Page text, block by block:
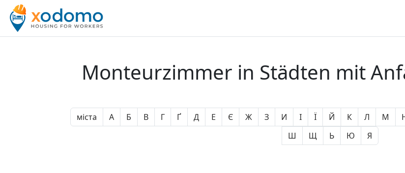
Monteurzimmer in Städten mit
міста А Б В Г Ґ Д Е Є Ж З И І Ї Й К Л М
Ш
Щ Ь Ю Я